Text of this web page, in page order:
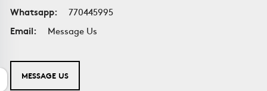
Whatsapp:
770445995
Email:
Message Us
MESSAGE US